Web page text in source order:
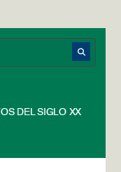
DEL SIGLO XX